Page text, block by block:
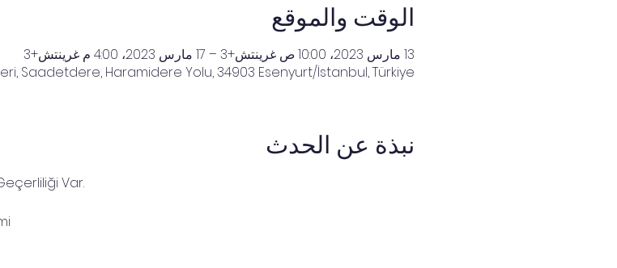
الوقت والموقع
13 مارس 2023، 10:00 ص غرينتش+3 – 17 مارس 2023، 4:00 م غرينتش+3
Saadetdere, Haramidere Yolu, 34903 Esenyurt/İstanbul, Türkiye
نبذة عن الحدث
Var.